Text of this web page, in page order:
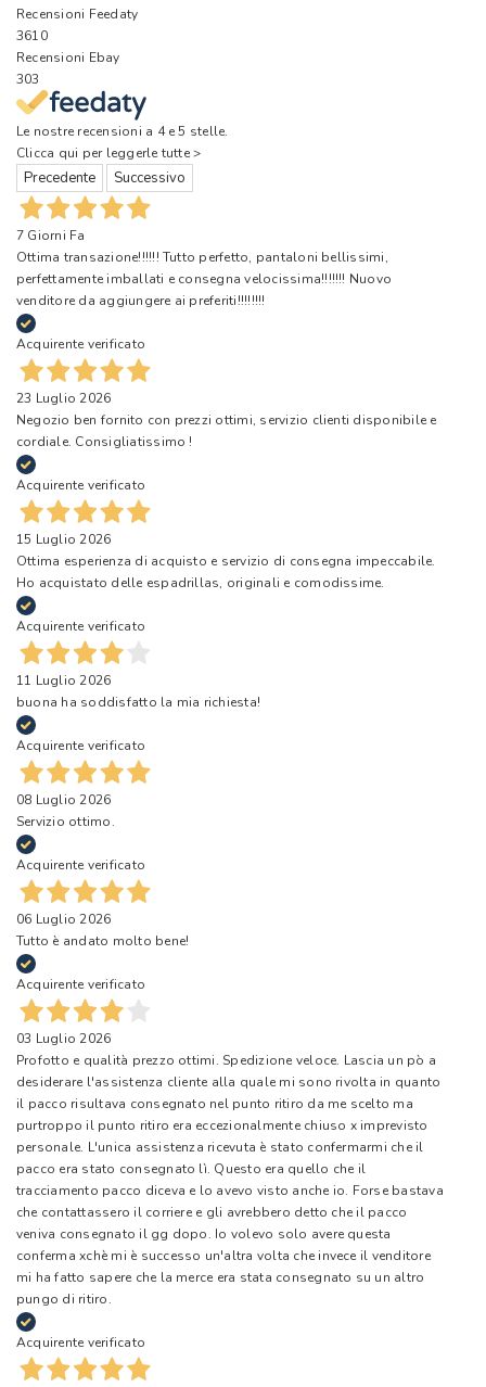
Recensioni Feedaty
3610
Recensioni Ebay
303
Le nostre recensioni a 4 e 5 stelle.
Clicca qui per leggerle tutte >
Precedente Successivo
7 Giorni Fa
Ottima transazione!!!!!! Tutto perfetto, pantaloni bellissimi,
perfettamente imballati e consegna velocissima!!!!!!! Nuovo
venditore da aggiungere ai preferiti!!!!!!!!
Acquirente verificato
23 Luglio 2026
Negozio ben fornito con prezzi ottimi, servizio clienti disponibile e
cordiale. Consigliatissimo !
Acquirente verificato
15 Luglio 2026
Ottima esperienza di acquisto e servizio di consegna impeccabile.
Ho acquistato delle espadrillas, originali e comodissime.
Acquirente verificato
11 Luglio 2026
buona ha soddisfatto la mia richiesta!
Acquirente verificato
08 Luglio 2026
Servizio ottimo.
Acquirente verificato
06 Luglio 2026
Tutto è andato molto bene!
Acquirente verificato
03 Luglio 2026
Profotto e qualità prezzo ottimi. Spedizione veloce. Lascia un pò a
desiderare l'assistenza cliente alla quale mi sono rivolta in quanto
il pacco risultava consegnato nel punto ritiro da me scelto ma
purtroppo il punto ritiro era eccezionalmente chiuso x imprevisto
personale. L'unica assistenza ricevuta è stato confermarmi che il
pacco era stato consegnato lì. Questo era quello che il
tracciamento pacco diceva e lo avevo visto anche io. Forse bastava
che contattassero il corriere e gli avrebbero detto che il pacco
veniva consegnato il gg dopo. Io volevo solo avere questa
conferma xchè mi è successo un'altra volta che invece il venditore
mi ha fatto sapere che la merce era stata consegnato su un altro
pungo di ritiro.
Acquirente verificato